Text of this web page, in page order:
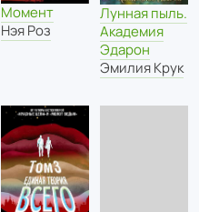
Момент
Нэя Роз
Лунная пыль.
Академия
Эдарон
Эмилия Крук